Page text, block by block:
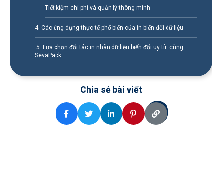
Tiết kiệm chi phí và quản lý thông minh
4. Các ứng dụng thực tế phổ biến của in biến đổi dữ liệu
5. Lựa chọn đối tác in nhãn dữ liệu biến đổi uy tín cùng
SevaPack
Chia sẻ bài viết